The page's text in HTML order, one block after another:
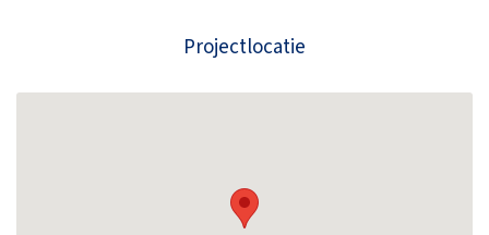
Projectlocatie